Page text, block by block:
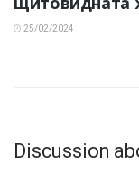
25/02/2024
Discussion